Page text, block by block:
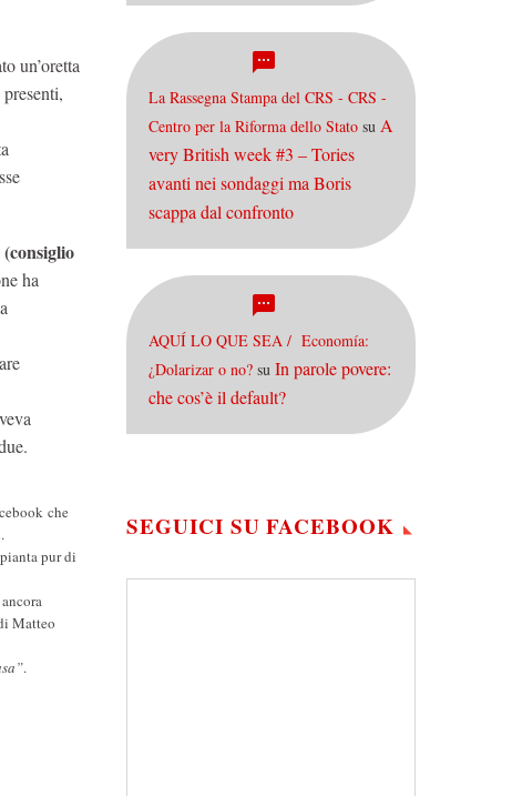
un’oretta
ha
che
pur di
Matteo
.
La Rassegna Stampa del CRS - CRS -
Centro per la Riforma dello Stato su A
very British week #3 – Tories
avanti nei sondaggi ma Boris
scappa dal confronto
AQUÍ LO QUE SEA / Economía:
¿Dolarizar o no? su In parole povere:
che cos’è il default?
SEGUICI SU FACEBOOK